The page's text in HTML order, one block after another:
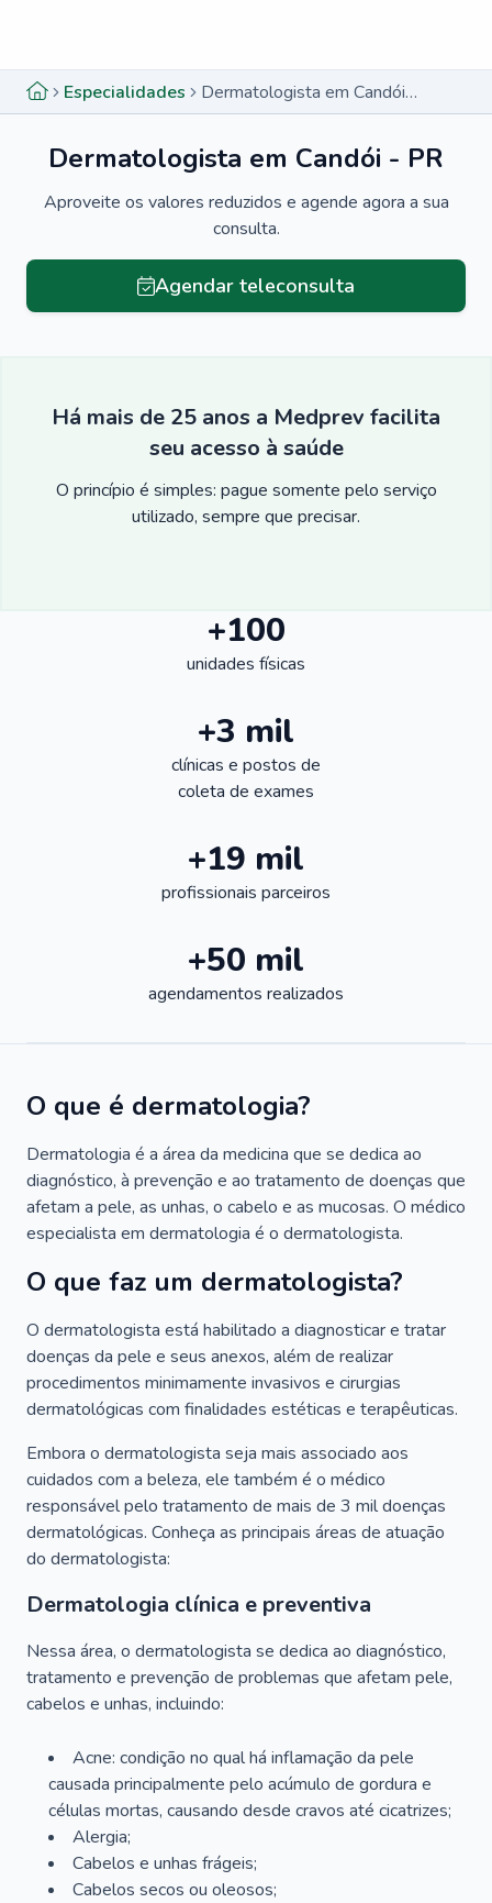
Especialidades Dermatologista em Candói - PR
Dermatologista em Candói - PR
Aproveite os valores reduzidos e agende agora a sua
consulta.
Agendar teleconsulta
Há mais de 25 anos a Medprev facilita
seu acesso à saúde
O princípio é simples: pague somente pelo serviço
utilizado, sempre que precisar.
+100
unidades físicas
+3 mil
clínicas e postos de
coleta de exames
+19 mil
profissionais parceiros
+50 mil
agendamentos realizados
O que é dermatologia?
Dermatologia é a área da medicina que se dedica ao
diagnóstico, à prevenção e ao tratamento de doenças que
afetam a pele, as unhas, o cabelo e as mucosas. O médico
especialista em dermatologia é o dermatologista.
O que faz um dermatologista?
O dermatologista está habilitado a diagnosticar e tratar
doenças da pele e seus anexos, além de realizar
procedimentos minimamente invasivos e cirurgias
dermatológicas com finalidades estéticas e terapêuticas.
Embora o dermatologista seja mais associado aos
cuidados com a beleza, ele também é o médico
responsável pelo tratamento de mais de 3 mil doenças
dermatológicas. Conheça as principais áreas de atuação
do dermatologista:
Dermatologia clínica e preventiva
Nessa área, o dermatologista se dedica ao diagnóstico,
tratamento e prevenção de problemas que afetam pele,
cabelos e unhas, incluindo:
Acne: condição no qual há inflamação da pele
causada principalmente pelo acúmulo de gordura e
células mortas, causando desde cravos até cicatrizes;
Alergia;
Cabelos e unhas frágeis;
Cabelos secos ou oleosos;